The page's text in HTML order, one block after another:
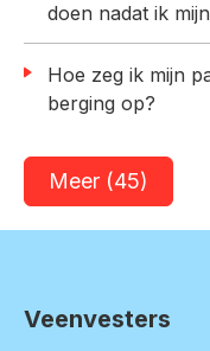
doen nadat ik
Hoe zeg ik mijn parkeerplaats, garage of
berging op?
Meer (45)
Veenvesters